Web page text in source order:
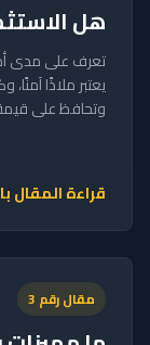
هل
تعرف على مدى
يعتبر ملاذًا
وتحافظ على
قراءة المقال
مقال رقم 3